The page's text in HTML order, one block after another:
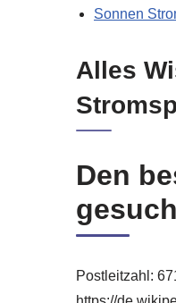
Sonnen
Alles
Den
Postleitzahl: